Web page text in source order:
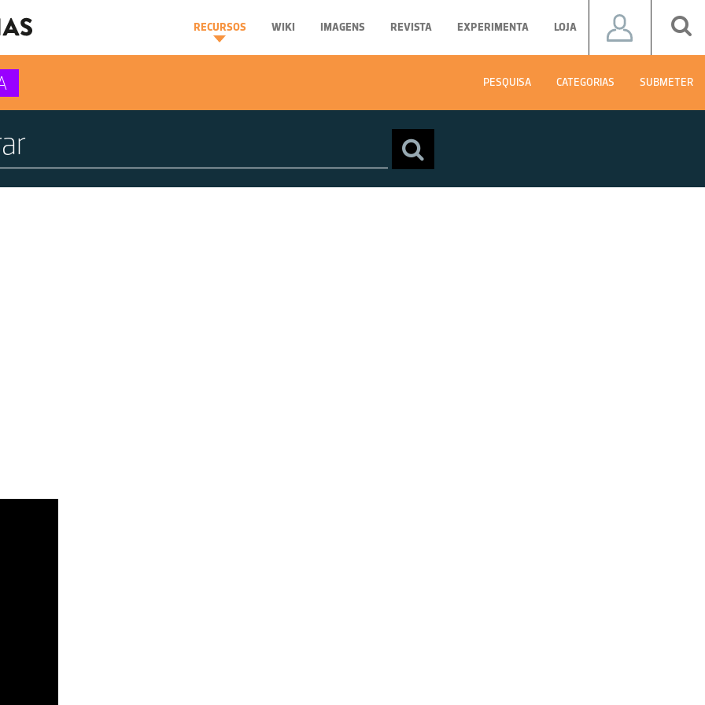
RECURSOS WIKI IMAGENS REVISTA EXPERIMENTA LOJA
PESQUISA CATEGORIAS SUBMETER